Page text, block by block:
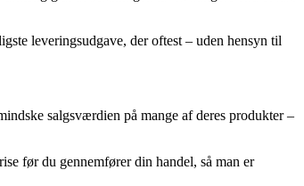
leveringsudgave, der oftest – uden hensyn til
salgsværdien på mange af deres produkter –
før du gennemfører din handel, så man er